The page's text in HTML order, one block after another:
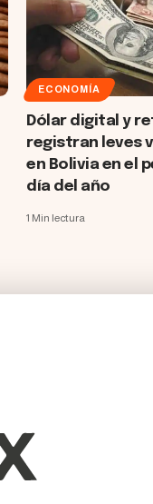
ECONOMÍA
Dólar digital y
registran leves
en Bolivia en el
día del año
1 Min lectura